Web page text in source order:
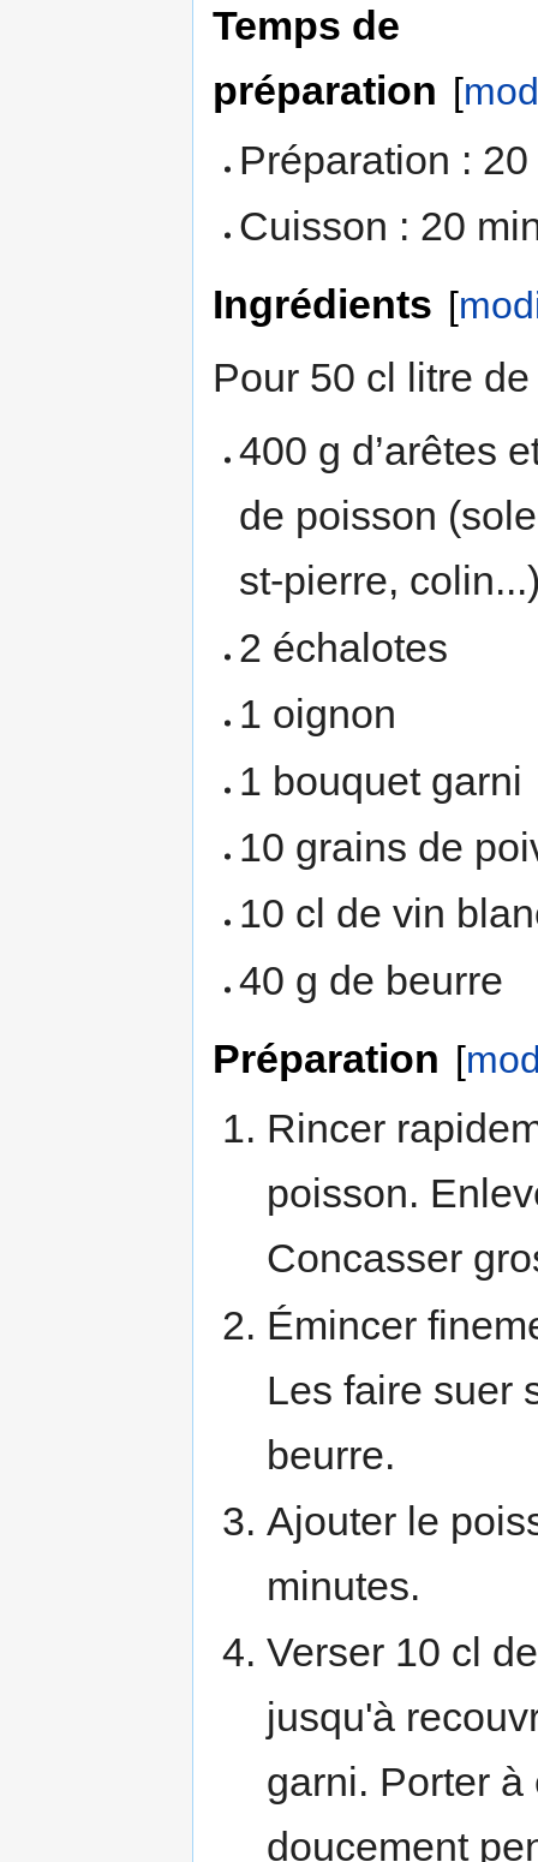
Temps de
préparation [
Préparation :
Cuisson : 20
Ingrédients [
Pour 50 cl litre
400 g d’arêtes
de poisson
st-pierre,
2 échalotes
1 oignon
1 bouquet garni
10 grains de
10 cl de vin
40 g de beurre
Préparation [
Rincer
poisson.
Concasser
Émincer
Les faire suer
beurre.
Ajouter le
minutes.
Verser 10 cl
jusqu'à
garni. Porter
doucement